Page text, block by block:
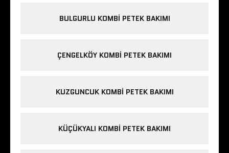
BULGURLU KOMBI PETEK BAKIMI
ÇENGELKÖY KOMBI PETEK BAKIMI
KUZGUNCUK KOMBI PETEK BAKIMI
KÜÇÜKYALI KOMBI PETEK BAKIMI